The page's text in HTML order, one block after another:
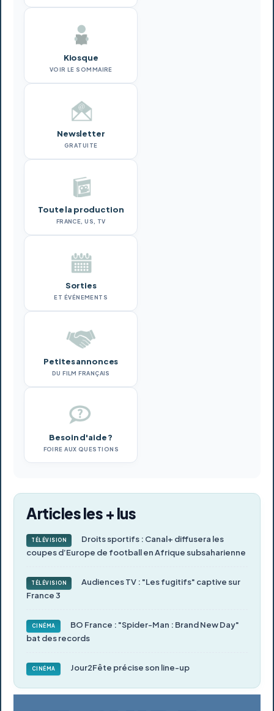
Kiosque
VOIR LE SOMMAIRE
Newsletter
GRATUITE
Toute la production
FRANCE, US, TV
Sorties
ET ÉVÉNEMENTS
Petites annonces
DU FILM FRANÇAIS
Besoin d'aide ?
FOIRE AUX QUESTIONS
Articles les + lus
TÉLÉVISION
Droits sportifs : Canal+ diffusera les
coupes d’Europe de football en Afrique subsaharienne
TÉLÉVISION
Audiences TV : "Les fugitifs" captive sur
France 3
CINÉMA
BO France : "Spider-Man : Brand New Day"
bat des records
CINÉMA Jour2Fête précise son line-up